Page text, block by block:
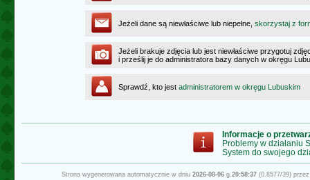
Jeżeli dane są niewłaściwe lub niepełne, skorzystaj z
Jeżeli brakuje zdjęcia lub jest niewłaściwe przygotuj
i prześlij je do administratora bazy danych w okręgu
Sprawdź, kto jest administratorem w okręgu Lubuskim
Informacje o
Problemy w działaniu
System do swojego
Strona wygenerowana automatycznie w dniu 2026-08-06g.20:58:37(0.8577/39)